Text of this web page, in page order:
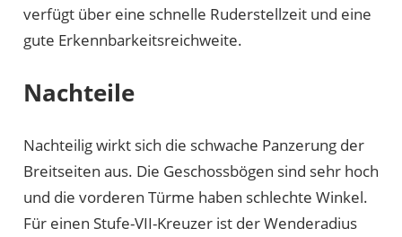
verfügt über eine schnelle Ruderstellzeit und eine
gute Erkennbarkeitsreichweite.
Nachteile
Nachteilig wirkt sich die schwache Panzerung der
Breitseiten aus. Die Geschossbögen sind sehr hoch
und die vorderen Türme haben schlechte Winkel.
Für einen Stufe-VII-Kreuzer ist der Wenderadius